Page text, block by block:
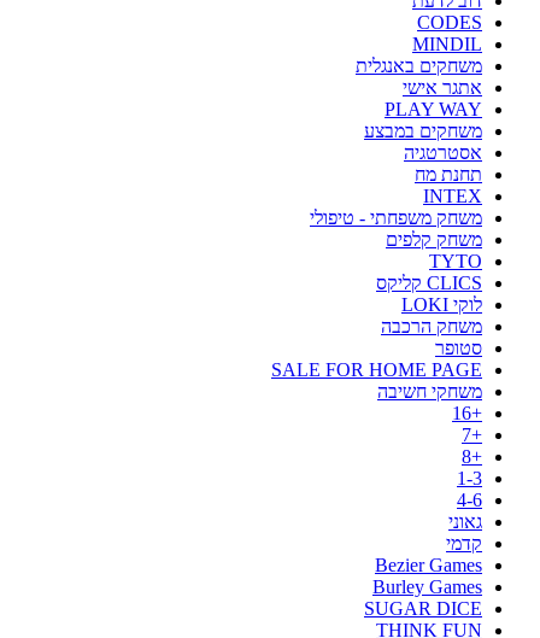
CODES
MINDIL
משחקים באנגלית
אתגר אישי
PLAY WAY
משחקים במבצע
אסטרטגיה
תחנת מח
INTEX
משחק משפחתי - טיפולי
משחק קלפים
TYTO
CLICS קליקס
לוקי LOKI
משחק הרכבה
סטופר
SALE FOR HOME PAGE
משחקי חשיבה
+16
+7
+8
1-3
4-6
גאוני
קדמי
Bezier Games
Burley Games
SUGAR DICE
THINK FUN